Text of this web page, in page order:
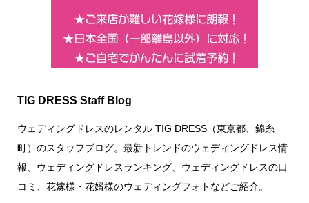
TIG DRESS Staff Blog
ウェディングドレスのレンタル TIG DRESS（東京都、錦糸
町）のスタッフブログ。最新トレンドのウェディングドレス情
報、ウェディングドレスランキング、ウェディングドレスの口
コミ、花嫁様・花婿様のウェディングフォトなどご紹介。